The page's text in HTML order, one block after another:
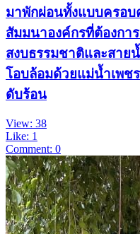
มาพักผ่อนทั้งแบบครอบ
สัมมนาองค์กรที่ต้องกา
สงบ ​ธรรมชาติและสา
โอบล้อมด้วยแม่น้ำเพช
ดับร้อน
View: 38
Like: 1
Comment: 0